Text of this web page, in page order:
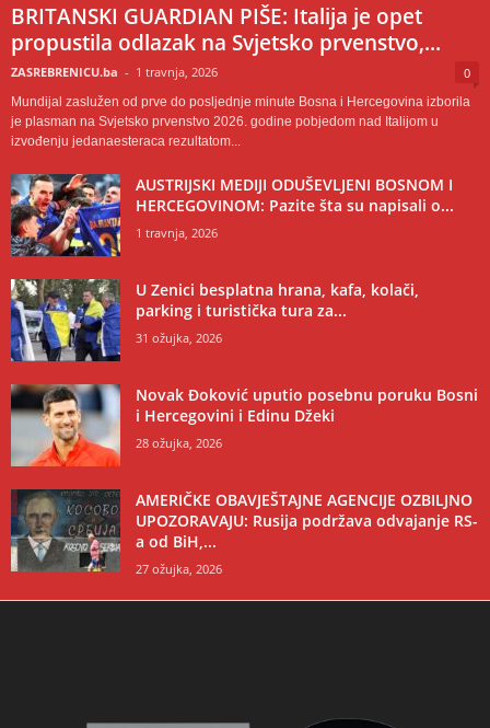
BRITANSKI GUARDIAN PIŠE: Italija je opet
propustila odlazak na Svjetsko prvenstvo,...
ZASREBRENICU.ba - 1 travnja, 2026 0
Mundijal zaslužen od prve do posljednje minute Bosna i Hercegovina izborila
je plasman na Svjetsko prvenstvo 2026. godine pobjedom nad Italijom u
izvođenju jedanaesteraca rezultatom...
AUSTRIJSKI MEDIJI ODUŠEVLJENI BOSNOM I
HERCEGOVINOM: Pazite šta su napisali o...
1 travnja, 2026
U Zenici besplatna hrana, kafa, kolači,
parking i turistička tura za...
31 ožujka, 2026
Novak Đoković uputio posebnu poruku Bosni
i Hercegovini i Edinu Džeki
28 ožujka, 2026
AMERIČKE OBAVJEŠTAJNE AGENCIJE OZBILJNO
UPOZORAVAJU: Rusija podržava odvajanje RS-
a od BiH,...
27 ožujka, 2026